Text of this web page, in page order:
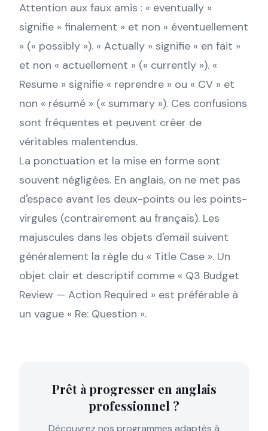
Attention aux faux amis : « eventually »
signifie « finalement » et non « éventuellement
» (« possibly »). « Actually » signifie « en fait »
et non « actuellement » (« currently »). «
Resume » signifie « reprendre » ou « CV » et
non « résumé » (« summary »). Ces confusions
sont fréquentes et peuvent créer de
véritables malentendus.
La ponctuation et la mise en forme sont
souvent négligées. En anglais, on ne met pas
d'espace avant les deux-points ou les points-
virgules (contrairement au français). Les
majuscules dans les objets d'email suivent
généralement la règle du « Title Case ». Un
objet clair et descriptif comme « Q3 Budget
Review — Action Required » est préférable à
un vague « Re: Question ».
Prêt à progresser en anglais
professionnel ?
Découvrez nos programmes adaptés à